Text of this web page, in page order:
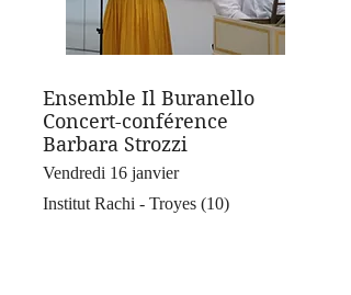
Ensemble Il Buranello
Concert-conférence
Barbara Strozzi
Vendredi 16 janvier
Institut Rachi - Troyes (10)